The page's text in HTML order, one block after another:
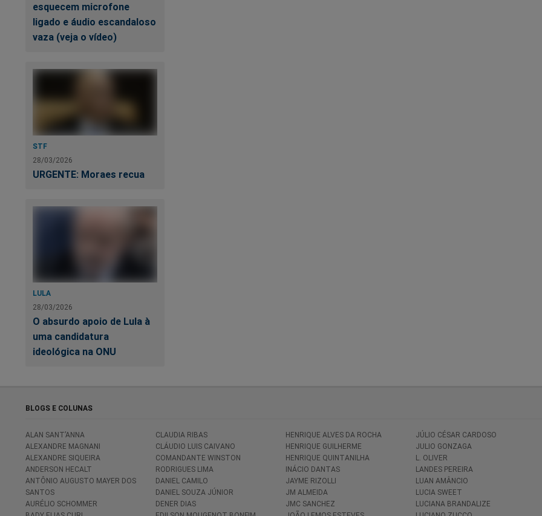
esquecem microfone
ligado e áudio escandaloso
vaza (veja o vídeo)
STF
28/03/2026
URGENTE: Moraes recua
LULA
28/03/2026
O absurdo apoio de Lula à
uma candidatura
ideológica na ONU
BLOGS E COLUNAS
ALAN SANT’ANNA
ALEXANDRE MAGNANI
ALEXANDRE SIQUEIRA
ANDERSON HECALT
ANTÔNIO AUGUSTO MAYER DOS
SANTOS
AURÉLIO SCHOMMER
CLAUDIA RIBAS
CLÁUDIO LUIS CAIVANO
COMANDANTE WINSTON
RODRIGUES LIMA
DANIEL CAMILO
DANIEL SOUZA JÚNIOR
DENER DIAS
HENRIQUE ALVES DA ROCHA
HENRIQUE GUILHERME
HENRIQUE QUINTANILHA
INÁCIO DANTAS
JAYME RIZOLLI
JM ALMEIDA
JMC SANCHEZ
JÚLIO CÉSAR CARDOSO
JULIO GONZAGA
L. OLIVER
LANDES PEREIRA
LUAN AMÂNCIO
LUCIA SWEET
LUCIANA BRANDALIZE